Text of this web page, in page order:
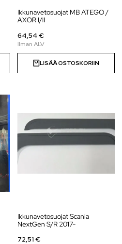
Ikkunavetosuojat MB ATEGO /
AXOR I/II
64,54 €
LISÄÄ OSTOSKORIIN
Ikkunavetosuojat Scania
NextGen S/R 2017-
72,51 €